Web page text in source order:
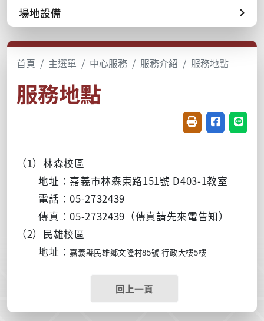
場地設備
首頁 主選單 中心服務 服務介紹 服務地點
服務地點
友善列印(開新視
分享至臉書
分享
（1）林森校區
地址：嘉義市林森東路151號 D403-1教室
電話：05-2732439
傳真：05-2732439（傳真請先來電告知）
（2）民雄校區
地址：嘉義縣民雄鄉文隆村85號 行政大樓5樓
回上一頁